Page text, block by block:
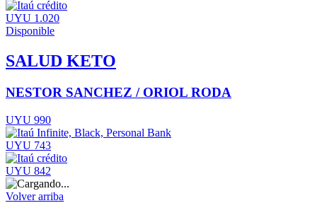
UYU 1.020
Disponible
SALUD KETO
NESTOR SANCHEZ / ORIOL RODA
UYU 990
UYU 743
UYU 842
Volver arriba